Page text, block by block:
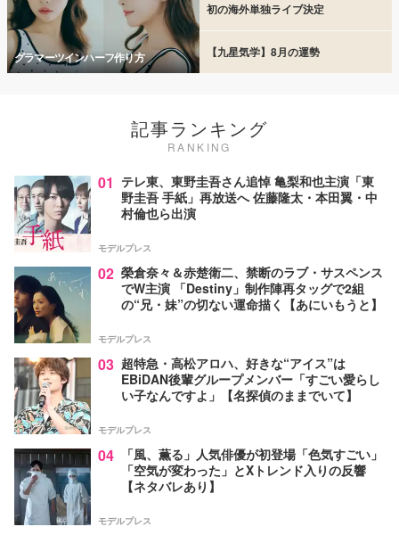
グラマーツインハーフ作り方
初の海外単独ライブ決定
【九星気学】8月の運勢
記事ランキング
RANKING
01 テレ東、東野圭吾さん追悼 亀梨和也主演「東
野圭吾 手紙」再放送へ 佐藤隆太・本田翼・中
村倫也ら出演
モデルプレス
02 榮倉奈々＆赤楚衛二、禁断のラブ・サスペンス
でW主演 「Destiny」制作陣再タッグで2組
の“兄・妹”の切ない運命描く【あにいもうと】
モデルプレス
03 超特急・高松アロハ、好きな“アイス”は
EBiDAN後輩グループメンバー「すごい愛らし
い子なんですよ」【名探偵のままでいて】
モデルプレス
04
「風、薫る」人気俳優が初登場「色気すごい」
「空気が変わった」とXトレンド入りの反響
【ネタバレあり】
モデルプレス